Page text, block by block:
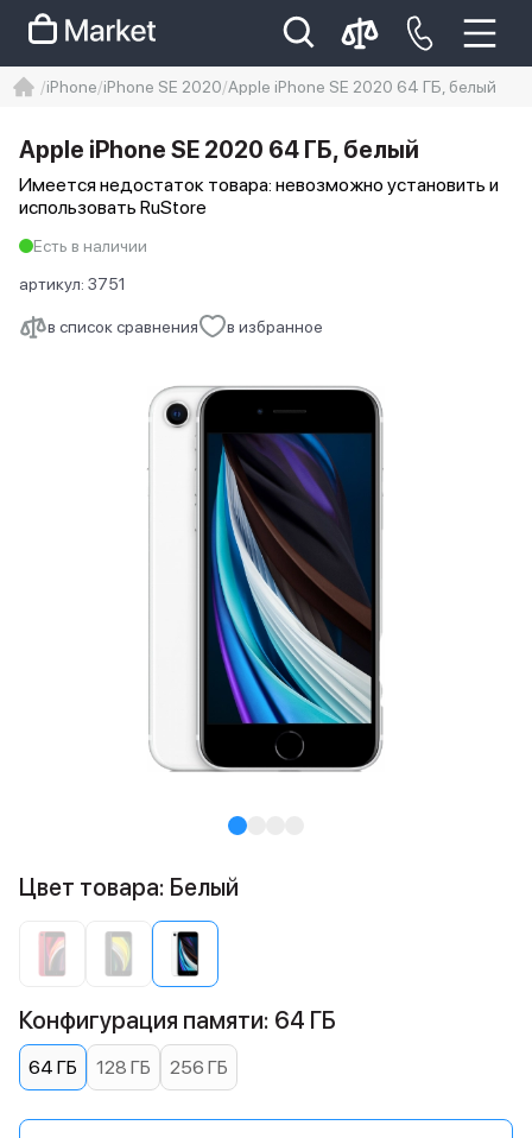
Iphone 14 pro max
айфон 14
iPhone iPhone SE 2020 Apple iPhone SE 2020 64 ГБ, белый
в список сравнения в избранное
Apple iPhone SE 2020 64 ГБ, белый
Имеется недостаток товара: невозможно установить и
использовать RuStore
Есть в наличии
артикул: 3751
Цвет товара: Белый
Конфигурация памяти: 64 ГБ
64 ГБ 128 ГБ 256 ГБ